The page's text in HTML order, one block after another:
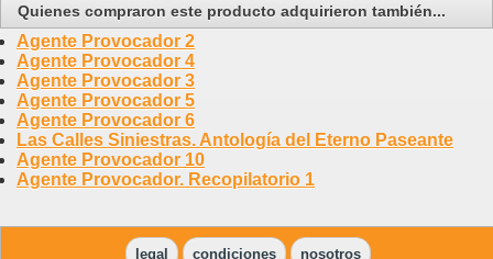
Quienes compraron este producto adquirieron también...
Agente Provocador 2
Agente Provocador 4
Agente Provocador 3
Agente Provocador 5
Agente Provocador 6
Las Calles Siniestras. Antología del Eterno Paseante
Agente Provocador 10
Agente Provocador. Recopilatorio 1
legal condiciones nosotros